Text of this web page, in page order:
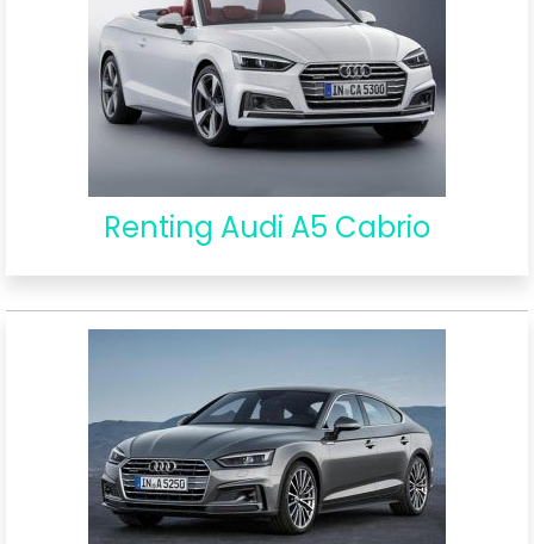
Renting Audi A5 Cabrio